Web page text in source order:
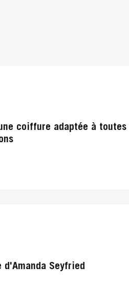
coiffure adaptée à toutes
d'Amanda Seyfried